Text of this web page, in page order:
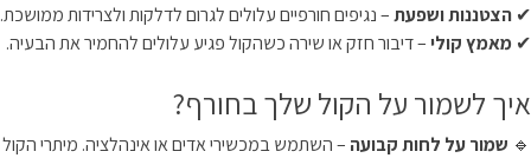
✔ הצטננות ושפעת– נגיפים חורפיים עלולים לגרום לדלקות ולצרידות ממושכת.
✔ מאמץ קולי– דיבור חזק או שירה כשהקול פגיע עלולים להחמיר את הבעיה.
איך לשמור על הקול שלך בחורף?
🔹 שמור על לחות קבועה – השתמש במכשירי אדים או אינהלציה. מיתרי הקול